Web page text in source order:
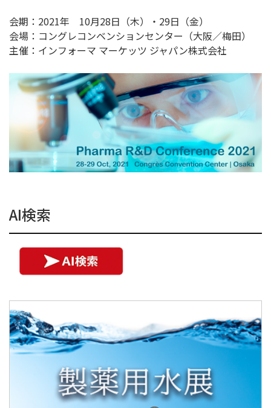
会期：2021年 10月28日（木）・29日（金）
会場：コングレコンベンションセンター（大阪／梅田）
主催：インフォーマ マーケッツ ジャパン株式会社
AI検索